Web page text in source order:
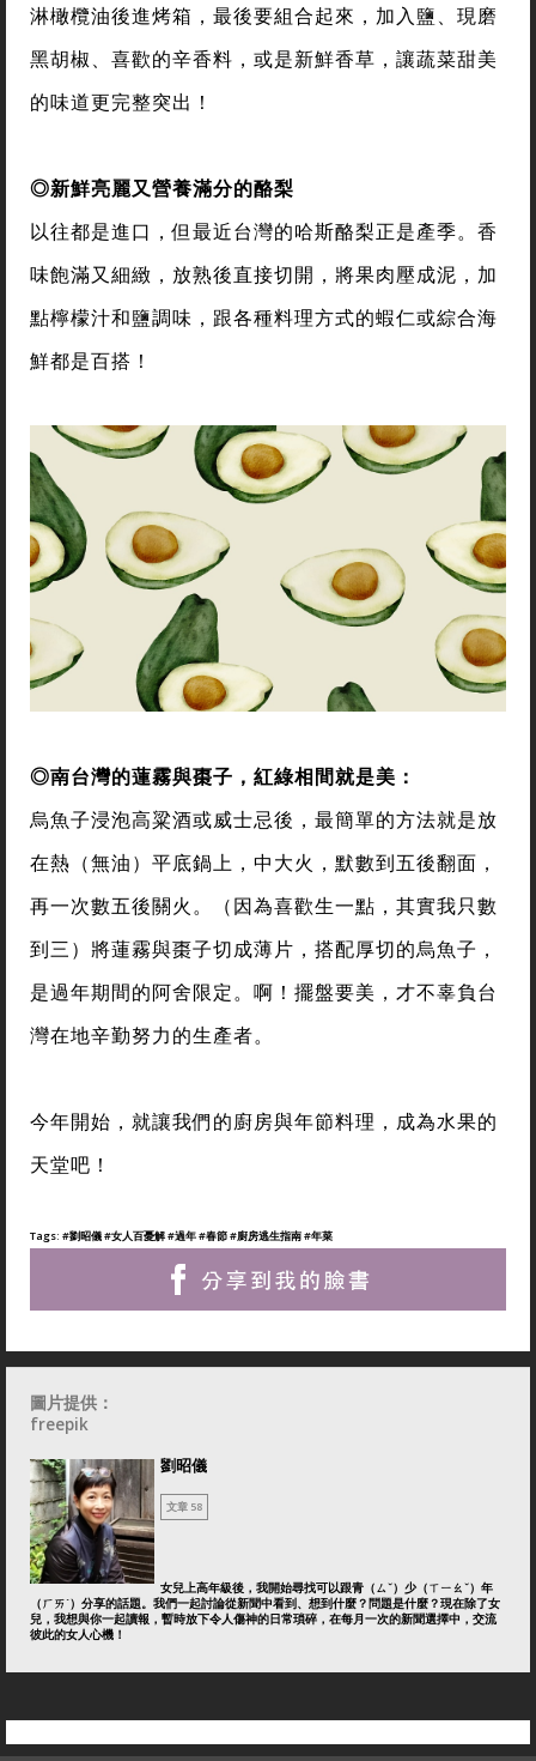
淋橄欖油後進烤箱，最後要組合起來，加入鹽、現磨
黑胡椒、喜歡的辛香料，或是新鮮香草，讓蔬菜甜美
的味道更完整突出！
◎新鮮亮麗又營養滿分的酪梨
以往都是進口，但最近台灣的哈斯酪梨正是產季。香
味飽滿又細緻，放熟後直接切開，將果肉壓成泥，加
點檸檬汁和鹽調味，跟各種料理方式的蝦仁或綜合海
鮮都是百搭！
◎南台灣的蓮霧與棗子，紅綠相間就是美：
烏魚子浸泡高粱酒或威士忌後，最簡單的方法就是放
在熱（無油）平底鍋上，中大火，默數到五後翻面，
再一次數五後關火。（因為喜歡生一點，其實我只數
到三）將蓮霧與棗子切成薄片，搭配厚切的烏魚子，
是過年期間的阿舍限定。啊！擺盤要美，才不辜負台
灣在地辛勤努力的生產者。
今年開始，就讓我們的廚房與年節料理，成為水果的
天堂吧！
Tags: #劉昭儀#女人百憂解#過年#春節#廚房逃生指南#年菜
圖片提供：
freepik
劉昭儀
文章 58
女兒上高年級後，我開始尋找可以跟青（ㄙˇ）少（ㄒㄧㄠˇ）年
（ㄏㄞˊ）分享的話題。我們一起討論從新聞中看到、想到什麼？問題是什麼？現在除了女
兒，我想與你一起讀報，暫時放下令人傷神的日常瑣碎，在每月一次的新聞選擇中，交流
彼此的女人心機！